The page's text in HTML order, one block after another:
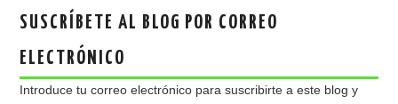
SUSCRÍBETE AL BLOG POR CORREO
ELECTRÓNICO
Introduce tu correo electrónico para suscribirte a este blog y